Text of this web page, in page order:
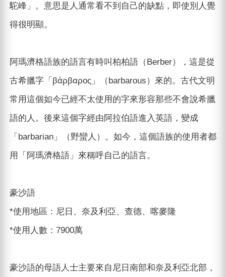
駝峰」。意思是人通常看不到自己的缺點，即使別人覺
得很明顯。
阿瑪濟格語族的語言有時叫柏柏語（Berber），這是從
古希臘字「βάρβαρος」（barbarous）來的。古代文明
常用這個如今已經不太使用的字來形容那些不會說希臘
語的人。後來這個字經由阿拉伯語進入英語，變成
「barbarian」（野蠻人）。如今，這個語族的使用者都
用「阿瑪濟格語」來稱呼自己的語言。
豪沙語
*使用地區：尼日、奈及利亞、查德、喀麥隆
*使用人數：7900萬
豪沙語的母語人士主要來自尼日南部和奈及利亞北部，